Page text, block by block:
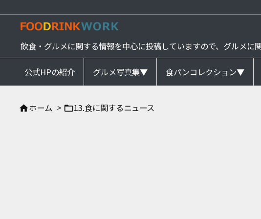
飲食・グルメに関する情報を中心に投稿していますので、グルメに
公式HPの紹介 グルメ写真集▼ 食パンコレクション▼
ホーム > 13.食に関するニュース